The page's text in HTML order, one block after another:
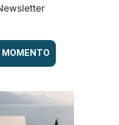
MOMENTO